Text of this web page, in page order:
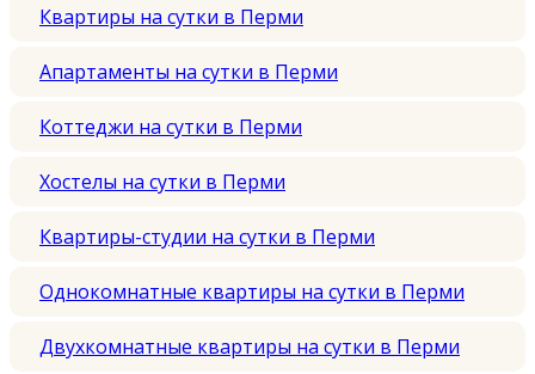
Квартиры на сутки в Перми
Апартаменты на сутки в Перми
Коттеджи на сутки в Перми
Хостелы на сутки в Перми
Квартиры-студии на сутки в Перми
Однокомнатные квартиры на сутки в Перми
Двухкомнатные квартиры на сутки в Перми